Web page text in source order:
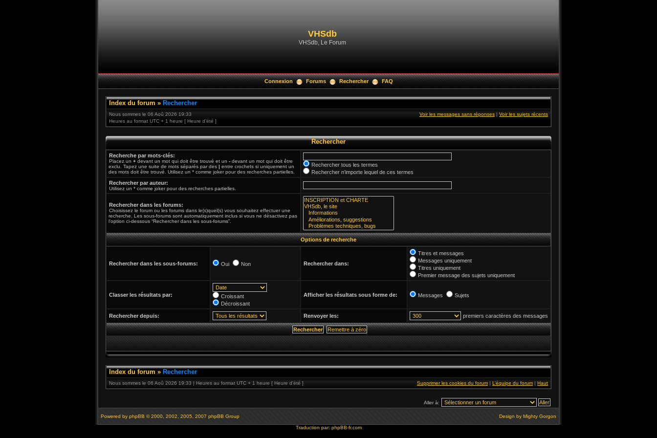
VHSdb
VHSdb, Le Forum
Connexion Forums Rechercher FAQ
Index du forum » Rechercher
Nous sommes le 06 Aoû 2026 19:33
Heures au format UTC + 1 heure [ Heure d’été ]
Voir les messages sans réponses | Voir les sujets récents
Rechercher
Recherche par mots-clés:
Placez un + devant un mot qui doit être trouvé et un - devant un mot qui doit être
exclu. Tapez une suite de mots séparés par des | entre crochets si uniquement un
des mots doit être trouvé. Utilisez un * comme joker pour des recherches partielles.
Rechercher tous les termes
Rechercher n’importe lequel de ces termes
Rechercher par auteur:
Utilisez un * comme joker pour des recherches partielles.
Rechercher dans les forums:
Choisissez le forum ou les forums dans le(s)quel(s) vous souhaitez effectuer une
recherche. Les sous-forums sont automatiquement inclus si vous ne désactivez pas
l’option ci-dessous “Rechercher dans les sous-forums”.
Options de recherche
Rechercher dans les sous-forums: Oui Non Rechercher dans:
Titres et messages
Messages uniquement
Titres uniquement
Premier message des sujets uniquement
Classer les résultats par:
Croissant
Décroissant
Afficher les résultats sous forme de: Messages Sujets
Rechercher depuis: Renvoyer les: premiers caractères des messages
Index du forum » Rechercher
Nous sommes le 06 Aoû 2026 19:33 | Heures au format UTC + 1 heure [ Heure d’été ] Supprimer les cookies du forum | L’équipe du forum | Haut
Aller à:
Powered by phpBB © 2000, 2002, 2005, 2007 phpBB Group Design by Mighty Gorgon
Traduction par: phpBB-fr.com